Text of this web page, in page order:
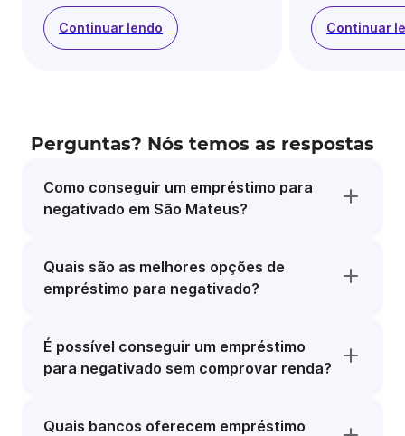
Continuar lendo Continuar
Perguntas? Nós temos as respostas
Como conseguir um empréstimo para
negativado em São Mateus?
Quais são as melhores opções de
empréstimo para negativado?
É possível conseguir um empréstimo
para negativado sem comprovar renda?
Quais bancos oferecem empréstimo